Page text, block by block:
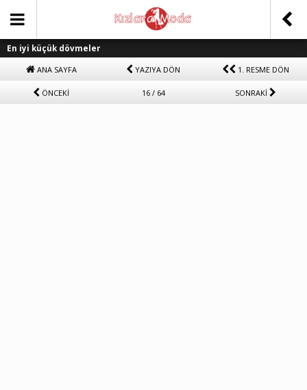
En iyi küçük dövmeler
ANA SAYFA YAZIYA DÖN 1. RESME DÖN
ÖNCEKİ 16 / 64 SONRAKİ